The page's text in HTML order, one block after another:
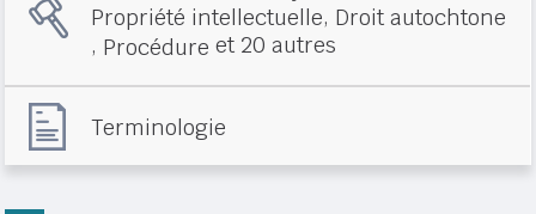
Propriété intellectuelle, Droit autochtone
, Procédure et 20 autres
Terminologie